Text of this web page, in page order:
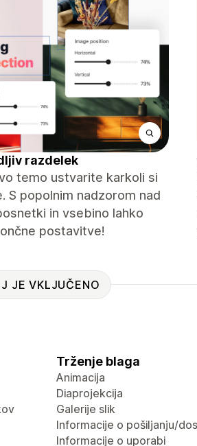
razdelek
temo ustvarite karkoli si
S popolnim nadzorom nad
in vsebino lahko
postavitve!
JE VKLJUČENO
Trženje blaga
Animacija
Diaprojekcija
Galerije slik
Informacije o pošiljanju/
Informacije o uporabi